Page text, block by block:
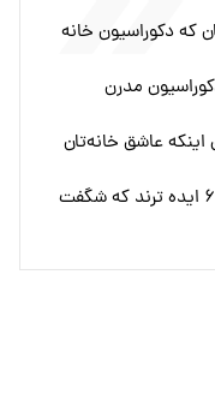
که دکوراسیون خانه
مدرن
اینکه عاشق خانه‌تان
انقلاب جدید در دکوراسیون داخلی؛ ۶ ایده ترند که شگفت